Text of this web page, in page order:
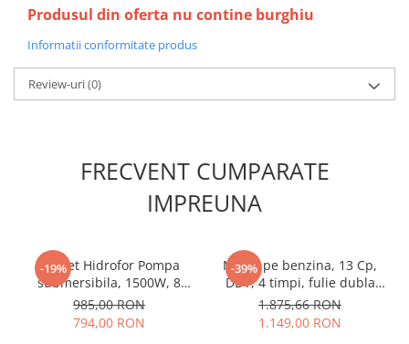
Produsul din oferta nu contine burghiu
Informatii conformitate produs
Review-uri(0)
FRECVENT CUMPARATE
IMPREUNA
-19%
Pachet Hidrofor Pompa
submersibila, 1500W, 8
turbine, 25m cablu + bazin
50 L, 10 bar, accesorii, DDT
Profesional
985,00 RON
794,00 RON
-39%
Motor pe benzina, 13 Cp,
DDT, 4 timpi, fulie dubla
(inclusa), 7.3 kw, ax pana
25mm
1.875,66 RON
1.149,00 RON